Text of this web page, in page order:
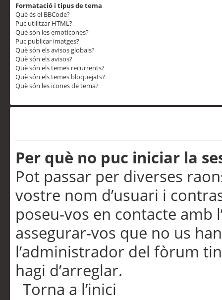
Formatació i tipus de tema
Què és el BBCode?
Puc utilitzar HTML?
Què són les emoticones?
Puc publicar imatges?
Què són els avisos globals?
Què són els avisos?
Què són els temes recurrents?
Què són els temes bloquejats?
Què són les icones de tema?
Per què no puc iniciar la
Pot passar per diverses
vostre nom d’usuari i
poseu-vos en contacte
assegurar-vos que no us
l’administrador del fòrum
hagi d’arreglar.
Torna a l’inici